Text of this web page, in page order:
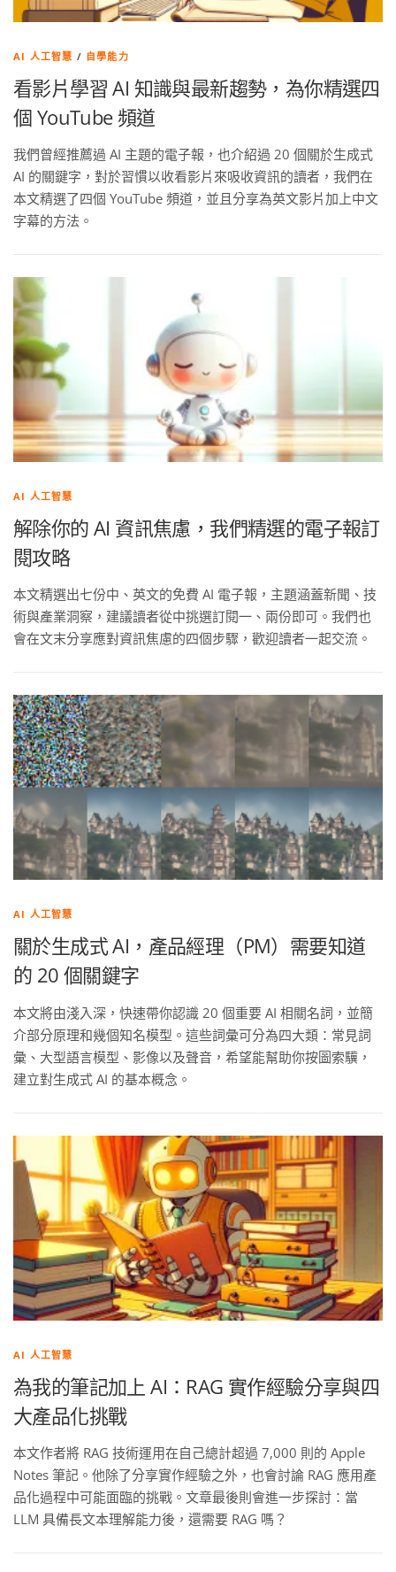
AI 人工智慧 / 自學能力
看影片學習 AI 知識與最新趨勢，為你精選四
個 YouTube 頻道
我們曾經推薦過 AI 主題的電子報，也介紹過 20 個關於生成式
AI 的關鍵字，對於習慣以收看影片來吸收資訊的讀者，我們在
本文精選了四個 YouTube 頻道，並且分享為英文影片加上中文
字幕的方法。
AI 人工智慧
解除你的 AI 資訊焦慮，我們精選的電子報訂
閱攻略
本文精選出七份中、英文的免費 AI 電子報，主題涵蓋新聞、技
術與產業洞察，建議讀者從中挑選訂閱一、兩份即可。我們也
會在文末分享應對資訊焦慮的四個步驟，歡迎讀者一起交流。
AI 人工智慧
關於生成式 AI，產品經理（PM）需要知道
的 20 個關鍵字
本文將由淺入深，快速帶你認識 20 個重要 AI 相關名詞，並簡
介部分原理和幾個知名模型。這些詞彙可分為四大類：常見詞
彙、大型語言模型、影像以及聲音，希望能幫助你按圖索驥，
建立對生成式 AI 的基本概念。
AI 人工智慧
為我的筆記加上 AI：RAG 實作經驗分享與四
大產品化挑戰
本文作者將 RAG 技術運用在自己總計超過 7,000 則的 Apple
Notes 筆記。他除了分享實作經驗之外，也會討論 RAG 應用產
品化過程中可能面臨的挑戰。文章最後則會進一步探討：當
LLM 具備長文本理解能力後，還需要 RAG 嗎？